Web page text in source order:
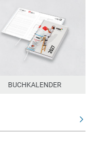
BUCHKALENDER